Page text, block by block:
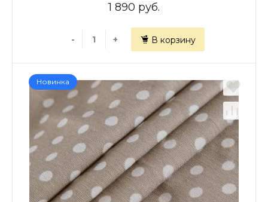
1 890 руб.
- + В корзину
Новинка